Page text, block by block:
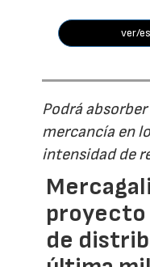
ver/
Podrá
mercancía en
intensidad de
de